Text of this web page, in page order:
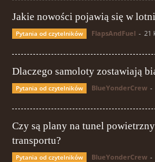
Jakie nowości pojawią się w
Pytania od czytelników FlapsAndFuel - 21
Dlaczego samoloty zostawiają
Pytania od czytelników BlueYonderCrew -
Czy są plany na tunel
transportu?
Pytania od czytelników BlueYonderCrew -